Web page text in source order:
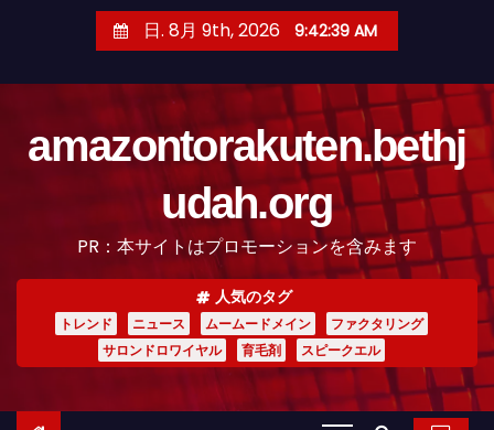
日. 8月 9th, 2026 9:42:40 AM
amazontorakuten.bethj
udah.org
PR：本サイトはプロモーションを含みます
人気のタグ
トレンド ニュース ムームードメイン
ファクタリング
サロンドロワイヤル
育毛剤 スピークエル